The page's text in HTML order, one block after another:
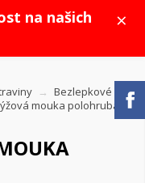
×
na našich
Bezlepkové
mouka polohrubá